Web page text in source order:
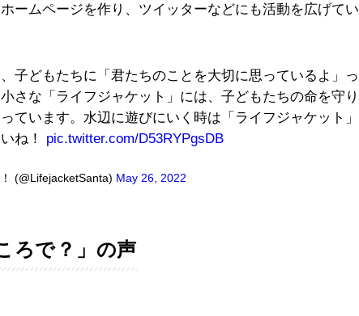
ームページを作り、ツイッターなどにも活動を広げてい
子どもたちに「君たちのことを大切に思っているよ」っ
さな「ライフジャケット」には、子どもたちの命を守り
ています。水辺に遊びにいく時は「ライフジャケット」
ね！ pic.twitter.com/D53RYPgsDB
(@LifejacketSanta) May 26, 2022
ろで？」の声